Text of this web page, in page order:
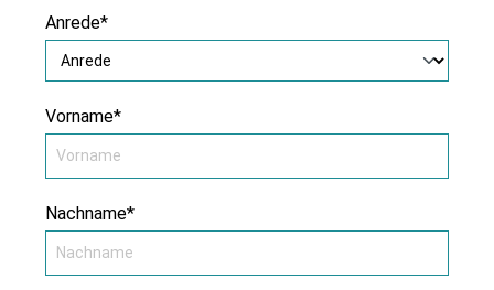
Anrede*
Vorname*
Nachname*